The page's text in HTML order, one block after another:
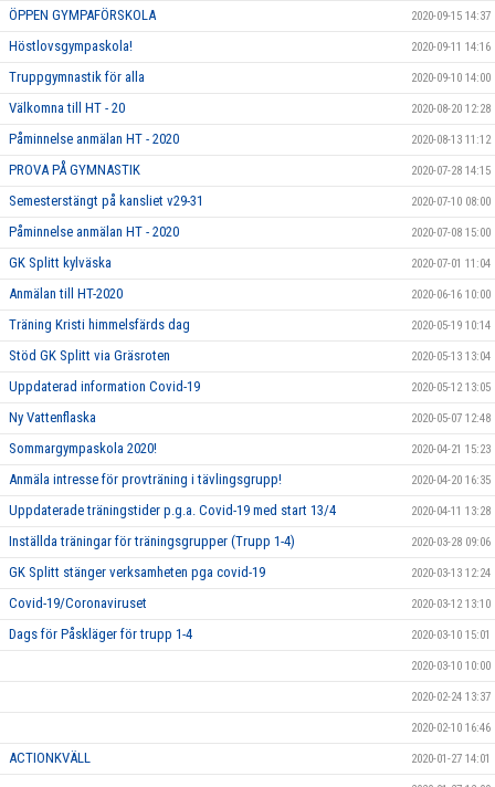
ÖPPEN GYMPAFÖRSKOLA 2020-09-15 14:37
Höstlovsgympaskola! 2020-09-11 14:16
Truppgymnastik för alla 2020-09-10 14:00
Välkomna till HT - 20 2020-08-20 12:28
Påminnelse anmälan HT - 2020 2020-08-13 11:12
PROVA PÅ GYMNASTIK 2020-07-28 14:15
Semesterstängt på kansliet v29-31 2020-07-10 08:00
Påminnelse anmälan HT - 2020 2020-07-08 15:00
GK Splitt kylväska 2020-07-01 11:04
Anmälan till HT-2020 2020-06-16 10:00
Träning Kristi himmelsfärds dag 2020-05-19 10:14
Stöd GK Splitt via Gräsroten 2020-05-13 13:04
Uppdaterad information Covid-19 2020-05-12 13:05
Ny Vattenflaska 2020-05-07 12:48
Sommargympaskola 2020! 2020-04-21 15:23
Anmäla intresse för provträning i tävlingsgrupp! 2020-04-20 16:35
Uppdaterade träningstider p.g.a. Covid-19 med start 13/4 2020-04-11 13:28
Inställda träningar för träningsgrupper (Trupp 1-4) 2020-03-28 09:06
GK Splitt stänger verksamheten pga covid-19 2020-03-13 12:24
Covid-19/Coronaviruset 2020-03-12 13:10
Dags för Påskläger för trupp 1-4 2020-03-10 15:01
2020-03-10 10:00
2020-02-24 13:37
2020-02-10 16:46
ACTIONKVÄLL 2020-01-27 14:01